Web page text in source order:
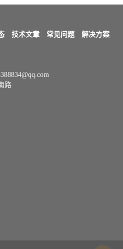
技术文章 常见问题
解决方案
路